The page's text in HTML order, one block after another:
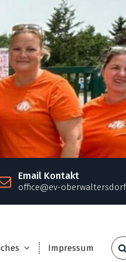
Email Kontakt
office@ev-
Impressum